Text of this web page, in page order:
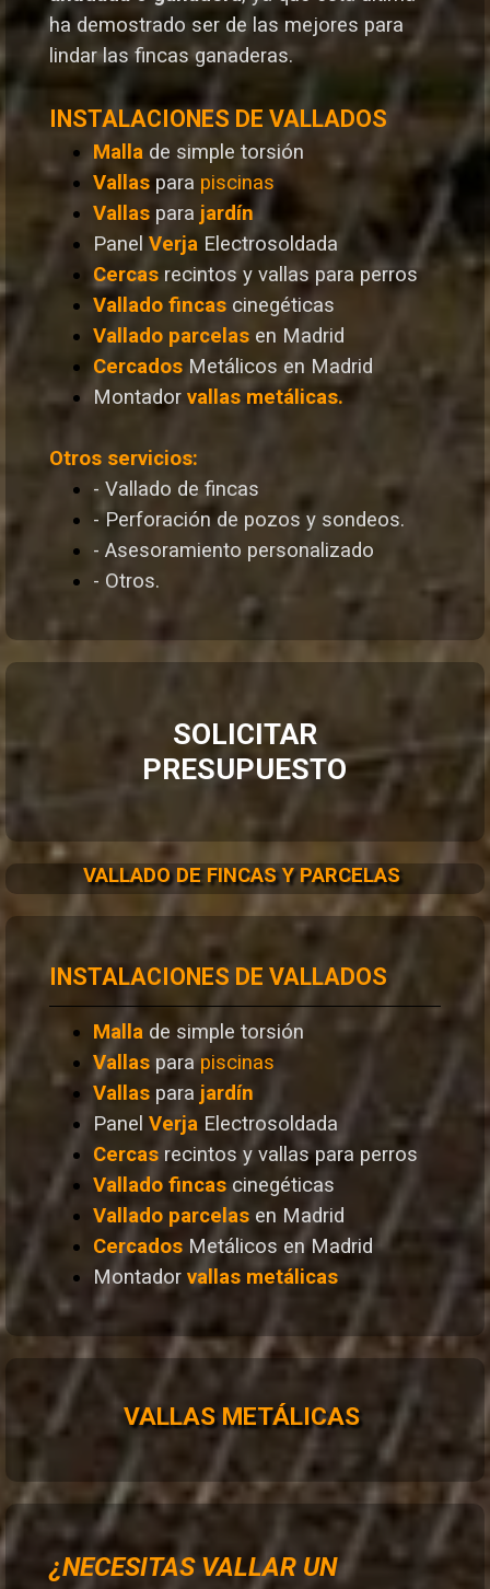
ha demostrado ser de las mejores para
lindar las fincas ganaderas.
INSTALACIONES DE VALLADOS
Malla de simple torsión
Vallas para piscinas
Vallas para jardín
Panel Verja Electrosoldada
Cercas recintos y vallas para perros
Vallado fincas cinegéticas
Vallado parcelas en Madrid
Cercados Metálicos en Madrid
Montador vallas metálicas.
Otros servicios:
- Vallado de fincas
- Perforación de pozos y sondeos.
- Asesoramiento personalizado
- Otros.
SOLICITAR
PRESUPUESTO
VALLADO DE FINCAS Y PARCELAS
INSTALACIONES DE VALLADOS
Malla de simple torsión
Vallas parapiscinas
Vallas para jardín
Panel Verja Electrosoldada
Cercas recintos y vallas para perros
Vallado fincas cinegéticas
Vallado parcelas en Madrid
Cercados Metálicos en Madrid
Montador vallas metálicas
VALLAS METÁLICAS
¿NECESITAS VALLAR UN